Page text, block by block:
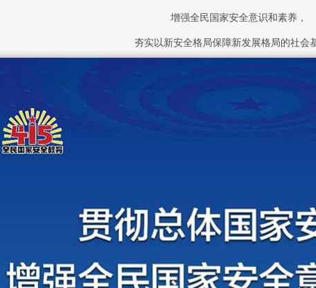
增强全民国家安全意识和素养，
夯实以新安全格局保障新发展格局的社会